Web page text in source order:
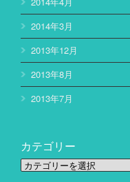
2014年3月
2013年12月
2013年8月
2013年7月
カテゴリー
カ